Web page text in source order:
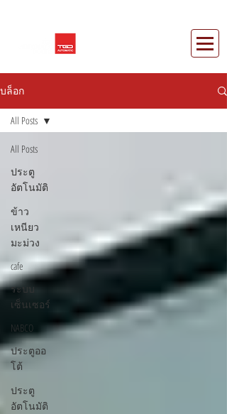
บล็อก
All Posts
ประตู
อัตโนมัติ
ข้าว
เหนียว
มะม่วง
cafe
ระบบ
เซ็นเซอร์
NABCO
ประตูออ
โต้
ประตู
อัตโนมัติ
All Posts